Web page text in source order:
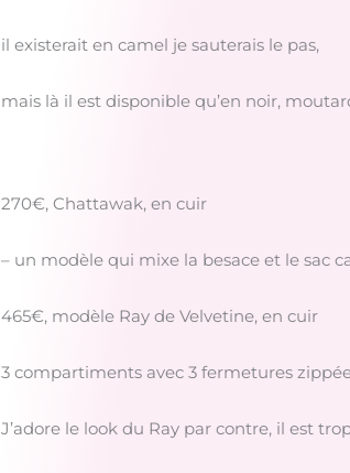
il existerait en camel je sauterais le pas,
mais là il est disponible qu’en noir,
270€, Chattawak, en cuir
– un modèle qui mixe la besace et le sac
465€, modèle Ray de Velvetine, en cuir
3 compartiments avec 3 fermetures
J’adore le look du Ray par contre, il est